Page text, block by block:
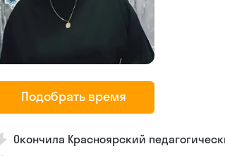
Подобрать время
Окончила Красноярский